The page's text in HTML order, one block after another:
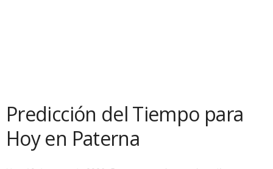
Predicción del Tiempo para
Hoy en Paterna